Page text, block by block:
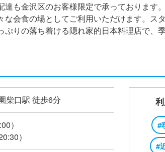
も金沢区のお客様限定で承っております
会食の場としてご利用いただけます。ス
りの落ち着ける隠れ家的日本料理店で、
柴口駅 徒歩6分
）
）
#
#